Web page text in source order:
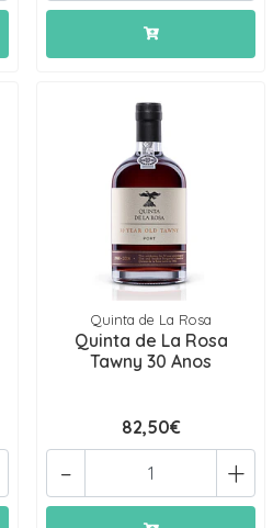
Quinta de La Rosa
Quinta de La Rosa
Tawny 30 Anos
82,50€
+
-